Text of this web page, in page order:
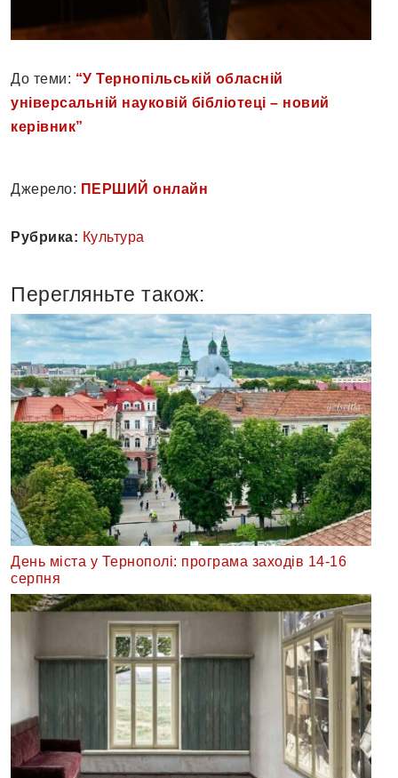
До теми: “У Тернопільській обласній
універсальній науковій бібліотеці – новий
керівник”
Джерело: ПЕРШИЙ онлайн
Рубрика: Культура
Перегляньте також:
День міста у Тернополі: програма заходів 14-16
серпня